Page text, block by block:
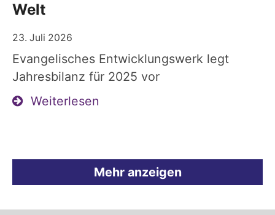
Welt
23. Juli 2026
Evangelisches Entwicklungswerk legt
Jahresbilanz für 2025 vor
Weiterlesen
Mehr anzeigen